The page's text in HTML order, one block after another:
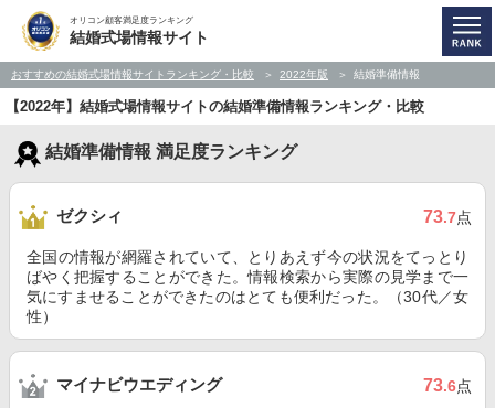
オリコン顧客満足度ランキング
結婚式場情報サイト
おすすめの結婚式場情報サイトランキング・比較 2022年版 結婚準備情報
【2022年】結婚式場情報サイトの結婚準備情報ランキング・比較
結婚準備情報 満足度ランキング
ゼクシィ 73.7点
全国の情報が網羅されていて、とりあえず今の状況をてっとり
ばやく把握することができた。情報検索から実際の見学まで一
気にすませることができたのはとても便利だった。（30代／女
性）
マイナビウエディング 73.6点